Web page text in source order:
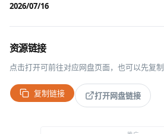
2026/07/16
资源链接
点击打开可前往对应网盘页面，也可以先复制
复制链接 打开网盘链接